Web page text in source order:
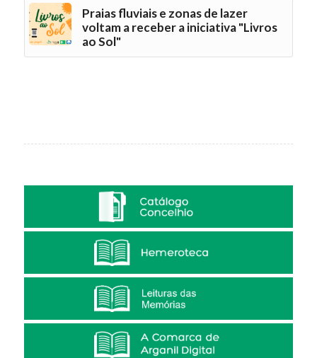
Praias fluviais e zonas de lazer
voltam a receber a iniciativa "Livros
ao Sol"